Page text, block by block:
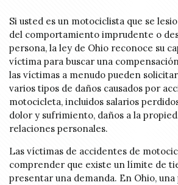
Si usted es un motociclista que se
del comportamiento imprudente o
persona, la ley de Ohio reconoce su
víctima para buscar una
las víctimas a menudo pueden
varios tipos de daños causados por
motocicleta, incluidos salarios
dolor y sufrimiento, daños a la
relaciones personales.
Las víctimas de accidentes de
comprender que existe un límite de
presentar una demanda. En Ohio,